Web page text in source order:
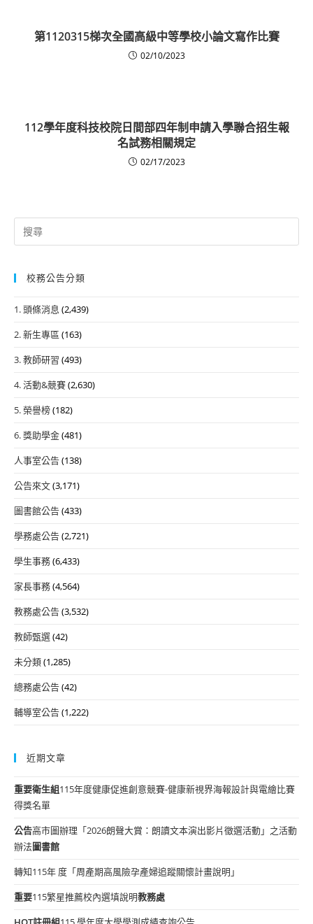
第1120315梯次全國高級中等學校小論文寫作比賽
02/10/2023
112學年度科技校院日間部四年制申請入學聯合招生報
名試務相關規定
02/17/2023
Search
for:
校務公告分類
1. 頭條消息 (2,439)
2. 新生專區 (163)
3. 教師研習 (493)
4. 活動&競賽(2,630)
5. 榮譽榜(182)
6. 獎助學金(481)
人事室公告(138)
公告來文(3,171)
圖書館公告(433)
學務處公告(2,721)
學生事務(6,433)
家長事務(4,564)
教務處公告(3,532)
教師甄選(42)
未分類(1,285)
總務處公告(42)
輔導室公告(1,222)
近期文章
重要衛生組115年度健康促進創意競賽-健康新視界海報設計與電繪比賽
得獎名單
公告高市圖辦理「2026朗聲大賞：朗讀文本演出影片徵選活動」之活動
辦法圖書館
轉知115年 度「周產期高風險孕產婦追蹤關懷計畫說明」
重要115繁星推薦校內選填說明教務處